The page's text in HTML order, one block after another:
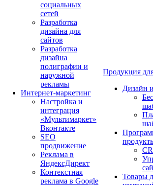
социальных
сетей
Разработка
дизайна для
сайтов
Разработка
дизайна
полиграфии и
наружной
рекламы
Интернет-маркетинг
Настройка и
интеграция
«Мультимаркет»
Вконтакте
SEO
продвижение
Реклама в
ЯндексДирект
Контекстная
реклама в Google
Продукция
Дизайн
Товары